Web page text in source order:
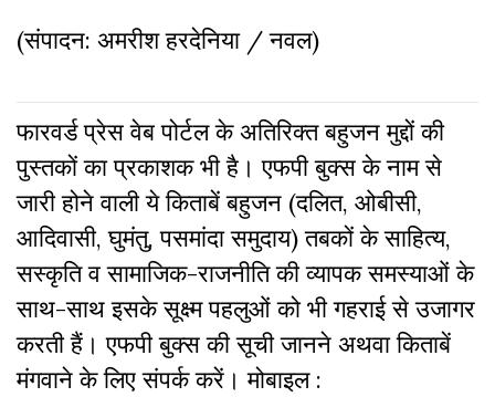
(संपादन: अमरीश हरदेनिया / नवल)
फारवर्ड प्रेस वेब पोर्टल के अतिरिक्‍त बहुजन मुद्दों की
पुस्‍तकों का प्रकाशक भी है। एफपी बुक्‍स के नाम से
जारी होने वाली ये किताबें बहुजन (दलित, ओबीसी,
आदिवासी, घुमंतु, पसमांदा समुदाय) तबकों के साहित्‍य,
सस्‍क‍ृति व सामाजिक-राजनीति की व्‍यापक समस्‍याओं के
साथ-साथ इसके सूक्ष्म पहलुओं को भी गहराई से उजागर
करती हैं। एफपी बुक्‍स की सूची जानने अथवा किताबें
मंगवाने के लिए संपर्क करें। मोबाइल :